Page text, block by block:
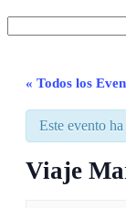
« Todos los
Este evento ha
Viaje